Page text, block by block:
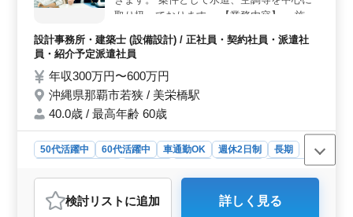
転免許が必要です。また、建築設計業務経験6年以上や
経験を活かしてプロジェクトに取り組める環境です。
取り扱っております。 【業務内容】 ・施主
本設計、実施設計、積算 ・確認申請、各種
書類作成、施工会社選定、設計監理 等 ・
CAD操作あり ◯備考 ・作業着支給 ・交通費
全額支給、マイカー通勤OK ・完全週休2日
制 50代、60代以上の方もご活躍中！ 皆様の
設計事務所・建築士 (設備設計) / 正社員・契約社員・派遣社
員・紹介予定派遣社員
年収300万円〜600万円
沖縄県那覇市若狭 / 美栄橋駅
40.0歳 / 最高年齢 60歳
50代活躍中 60代活躍中 車通勤OK 週休2日制
長期
派遣社員
設計事務所・建築士
おすすめポイント
検討リスト に追加 詳しく見る